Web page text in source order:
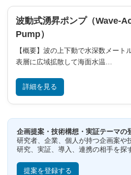
波動式湧昇ポンプ（Wave-
Pump）
【概要】波の上下動で水深数メート
表層に広域拡散して海面水温…
詳細を見る
企画提案・技術構想・実証テーマの
研究者、企業、個人が持つ企画案や
研究、実証、導入、連携の相手を探
提案を登録する